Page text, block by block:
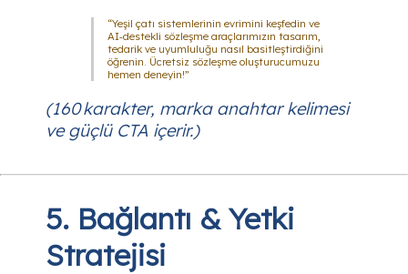
“Yeşil çatı sistemlerinin evrimini keşfedin ve
AI‑destekli sözleşme araçlarımızın tasarım,
tedarik ve uyumluluğu nasıl basitleştirdiğini
öğrenin. Ücretsiz sözleşme oluşturucumuzu
hemen deneyin!”
(160 karakter, marka anahtar kelimesi
ve güçlü CTA içerir.)
5. Bağlantı & Yetki
Stratejisi